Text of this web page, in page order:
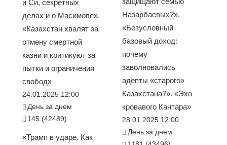
и Си, секретных
делах и о Масимове».
«Казахстан хвалят за
отмену смертной
казни и критикуют за
пытки и ограничения
свобод»
24.01.2025 12:00
День за днем
145 (42489)
«Трамп в ударе. Как
Назарбаевых?».
«Безусловный
базовый доход:
почему
заволновались
адепты «старого»
Казахстана?». «Эхо
кровавого Кантара»
28.01.2025 12:00
День за днем